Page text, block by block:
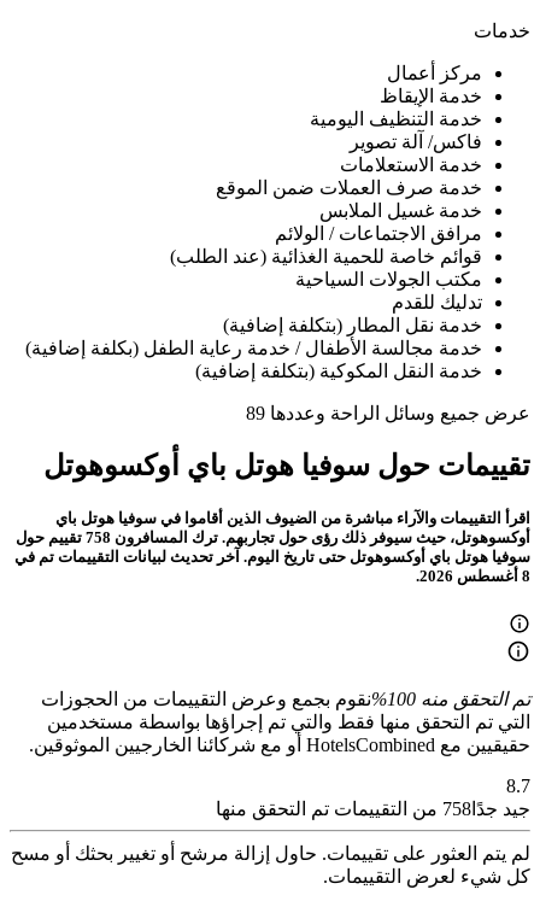
خدمات
مركز أعمال
خدمة الإيقاظ
خدمة التنظيف اليومية
فاكس/ آلة تصوير
خدمة الاستعلامات
خدمة صرف العملات ضمن الموقع
خدمة غسيل الملابس
مرافق الاجتماعات / الولائم
قوائم خاصة للحمية الغذائية (عند الطلب)
مكتب الجولات السياحية
تدليك للقدم
خدمة نقل المطار (بتكلفة إضافية)
خدمة مجالسة الأطفال / خدمة رعاية الطفل (بكلفة إضافية)
خدمة النقل المكوكية (بتكلفة إضافية)
عرض جميع وسائل الراحة وعددها 89
تقييمات حول سوفيا هوتل باي أوكسوهوتل
اقرأ التقييمات والآراء مباشرة من الضيوف الذين أقاموا في سوفيا هوتل باي
أوكسوهوتل، حيث سيوفر ذلك رؤى حول تجاربهم. ترك المسافرون 758 تقييم حول
سوفيا هوتل باي أوكسوهوتل حتى تاريخ اليوم. آخر تحديث لبيانات التقييمات تم في
8 أغسطس 2026.
تم التحقق منه 100%
نقوم بجمع وعرض التقييمات من الحجوزات
التي تم التحقق منها فقط والتي تم إجراؤها بواسطة مستخدمين
حقيقيين مع HotelsCombined أو مع شركائنا الخارجيين الموثوقين.
8.7
جيد جدًا 758 من التقييمات تم التحقق منها
لم يتم العثور على تقييمات. حاول إزالة مرشح أو تغيير بحثك أو مسح
كل شيء لعرض التقييمات.